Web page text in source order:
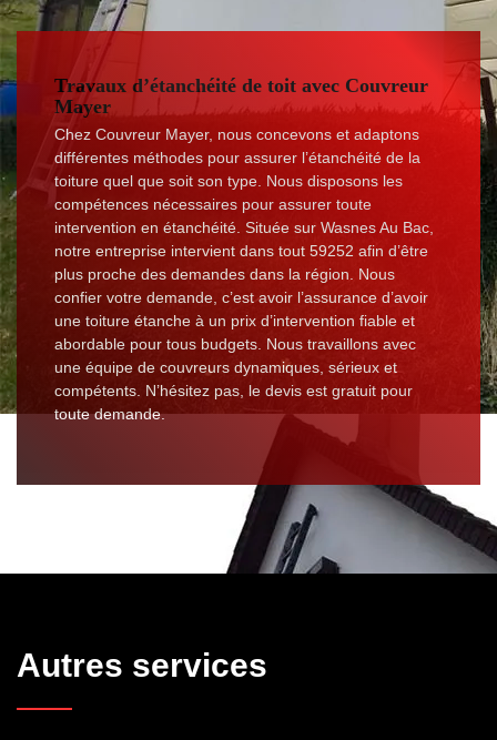
Travaux d’étanchéité de toit avec Couvreur
Mayer
Chez Couvreur Mayer, nous concevons et adaptons
différentes méthodes pour assurer l’étanchéité de la
toiture quel que soit son type. Nous disposons les
compétences nécessaires pour assurer toute
intervention en étanchéité. Située sur Wasnes Au Bac,
notre entreprise intervient dans tout 59252 afin d’être
plus proche des demandes dans la région. Nous
confier votre demande, c’est avoir l’assurance d’avoir
une toiture étanche à un prix d’intervention fiable et
abordable pour tous budgets. Nous travaillons avec
une équipe de couvreurs dynamiques, sérieux et
compétents. N’hésitez pas, le devis est gratuit pour
toute demande.
Autres services